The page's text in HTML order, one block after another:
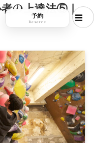
者の上達法⑤｜
予約
Reserve